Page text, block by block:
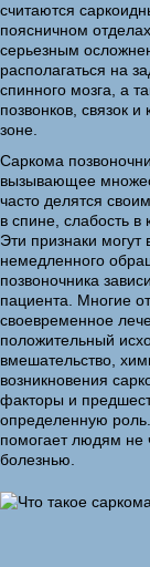
считаются
поясничном
серьезным
располагаться на
спинного мозга, а
позвонков, связок
зоне.
Саркома
вызывающее
часто делятся
в спине, слабость в
Эти признаки могут
немедленного
позвоночника
пациента. Многие
своевременное
положительный
вмешательство,
возникновения
факторы и
определенную
помогает людям не
болезнью.